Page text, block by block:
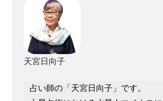
天宮日向子
占い師の「天宮日向子」です。